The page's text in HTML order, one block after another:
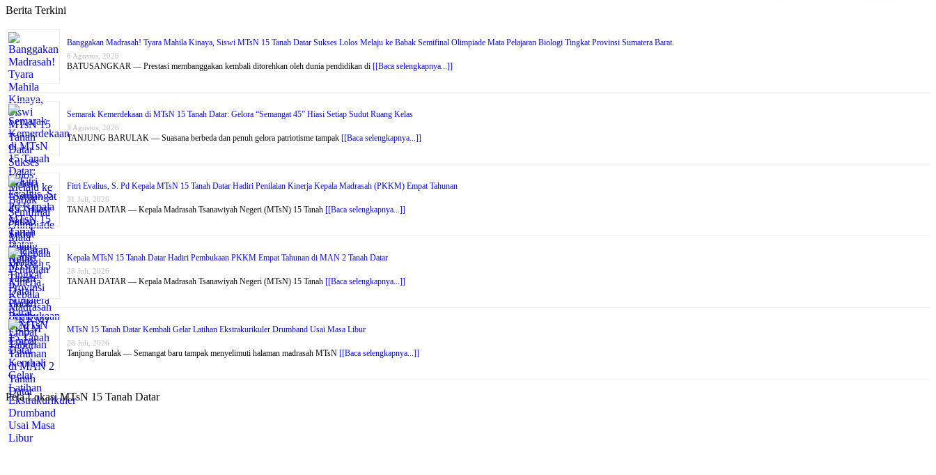
Berita Terkini
Banggakan Madrasah! Tyara Mahila Kinaya, Siswi MTsN 15 Tanah Datar Sukses Lolos Melaju ke Babak Semifinal Olimpiade Mata Pelajaran Biologi Tingkat Provinsi Sumatera Barat.
6 Agustus, 2026
BATUSANGKAR — Prestasi membanggakan kembali ditorehkan oleh dunia pendidikan di [[Baca selengkapnya...]]
Semarak Kemerdekaan di MTsN 15 Tanah Datar: Gelora “Semangat 45” Hiasi Setiap Sudut Ruang Kelas
3 Agustus, 2026
TANJUNG BARULAK — Suasana berbeda dan penuh gelora patriotisme tampak [[Baca selengkapnya...]]
Fitri Evalius, S. Pd Kepala MTsN 15 Tanah Datar Hadiri Penilaian Kinerja Kepala Madrasah (PKKM) Empat Tahunan
31 Juli, 2026
TANAH DATAR — Kepala Madrasah Tsanawiyah Negeri (MTsN) 15 Tanah [[Baca selengkapnya...]]
Kepala MTsN 15 Tanah Datar Hadiri Pembukaan PKKM Empat Tahunan di MAN 2 Tanah Datar
28 Juli, 2026
TANAH DATAR — Kepala Madrasah Tsanawiyah Negeri (MTsN) 15 Tanah [[Baca selengkapnya...]]
MTsN 15 Tanah Datar Kembali Gelar Latihan Ekstrakurikuler Drumband Usai Masa Libur
28 Juli, 2026
Tanjung Barulak — Semangat baru tampak menyelimuti halaman madrasah MTsN [[Baca selengkapnya...]]
Peta Lokasi MTsN 15 Tanah Datar